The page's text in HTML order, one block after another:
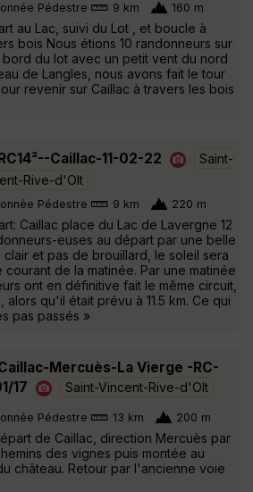
Pédestre 9 km 160 m
au Lac, suivi du Lot , et boucle à
bois Nous étions 10 randonneurs sur
bord du lot avec un petit vent du nord
de Langles, nous avons fait le tour
revenir sur Caillac à travers les bois
Caillac-11-02-22
Saint-
Rive-d'Olt
Pédestre 9 km 220 m
Caillac place du Lac de Lavergne 12
euses au départ par une belle
et pas de brouillard, le soleil sera
de la matinée. Par une matinée
ont en définitive fait le même circuit,
qu'il était prévu à 11.5 km. Ce qui
pas passés »
Mercuès-La Vierge -RC-
17
Saint-Vincent-Rive-d'Olt
Pédestre 13 km 200 m
de Caillac, direction Mercuès par
des vignes puis montée au
château. Retour par l'ancienne voie